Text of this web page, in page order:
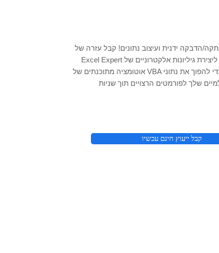
הדבקה ידנית ועיצוב נתונים! קבל עזרה של
Excel Expert ליצירת גיליונות אלקטרוניים של Excel, כלי
אוטומציה מתוכנתים של VBA כדי להפוך את נתוני Excel/CSV
קבל ייעוץ חינם עכשיו